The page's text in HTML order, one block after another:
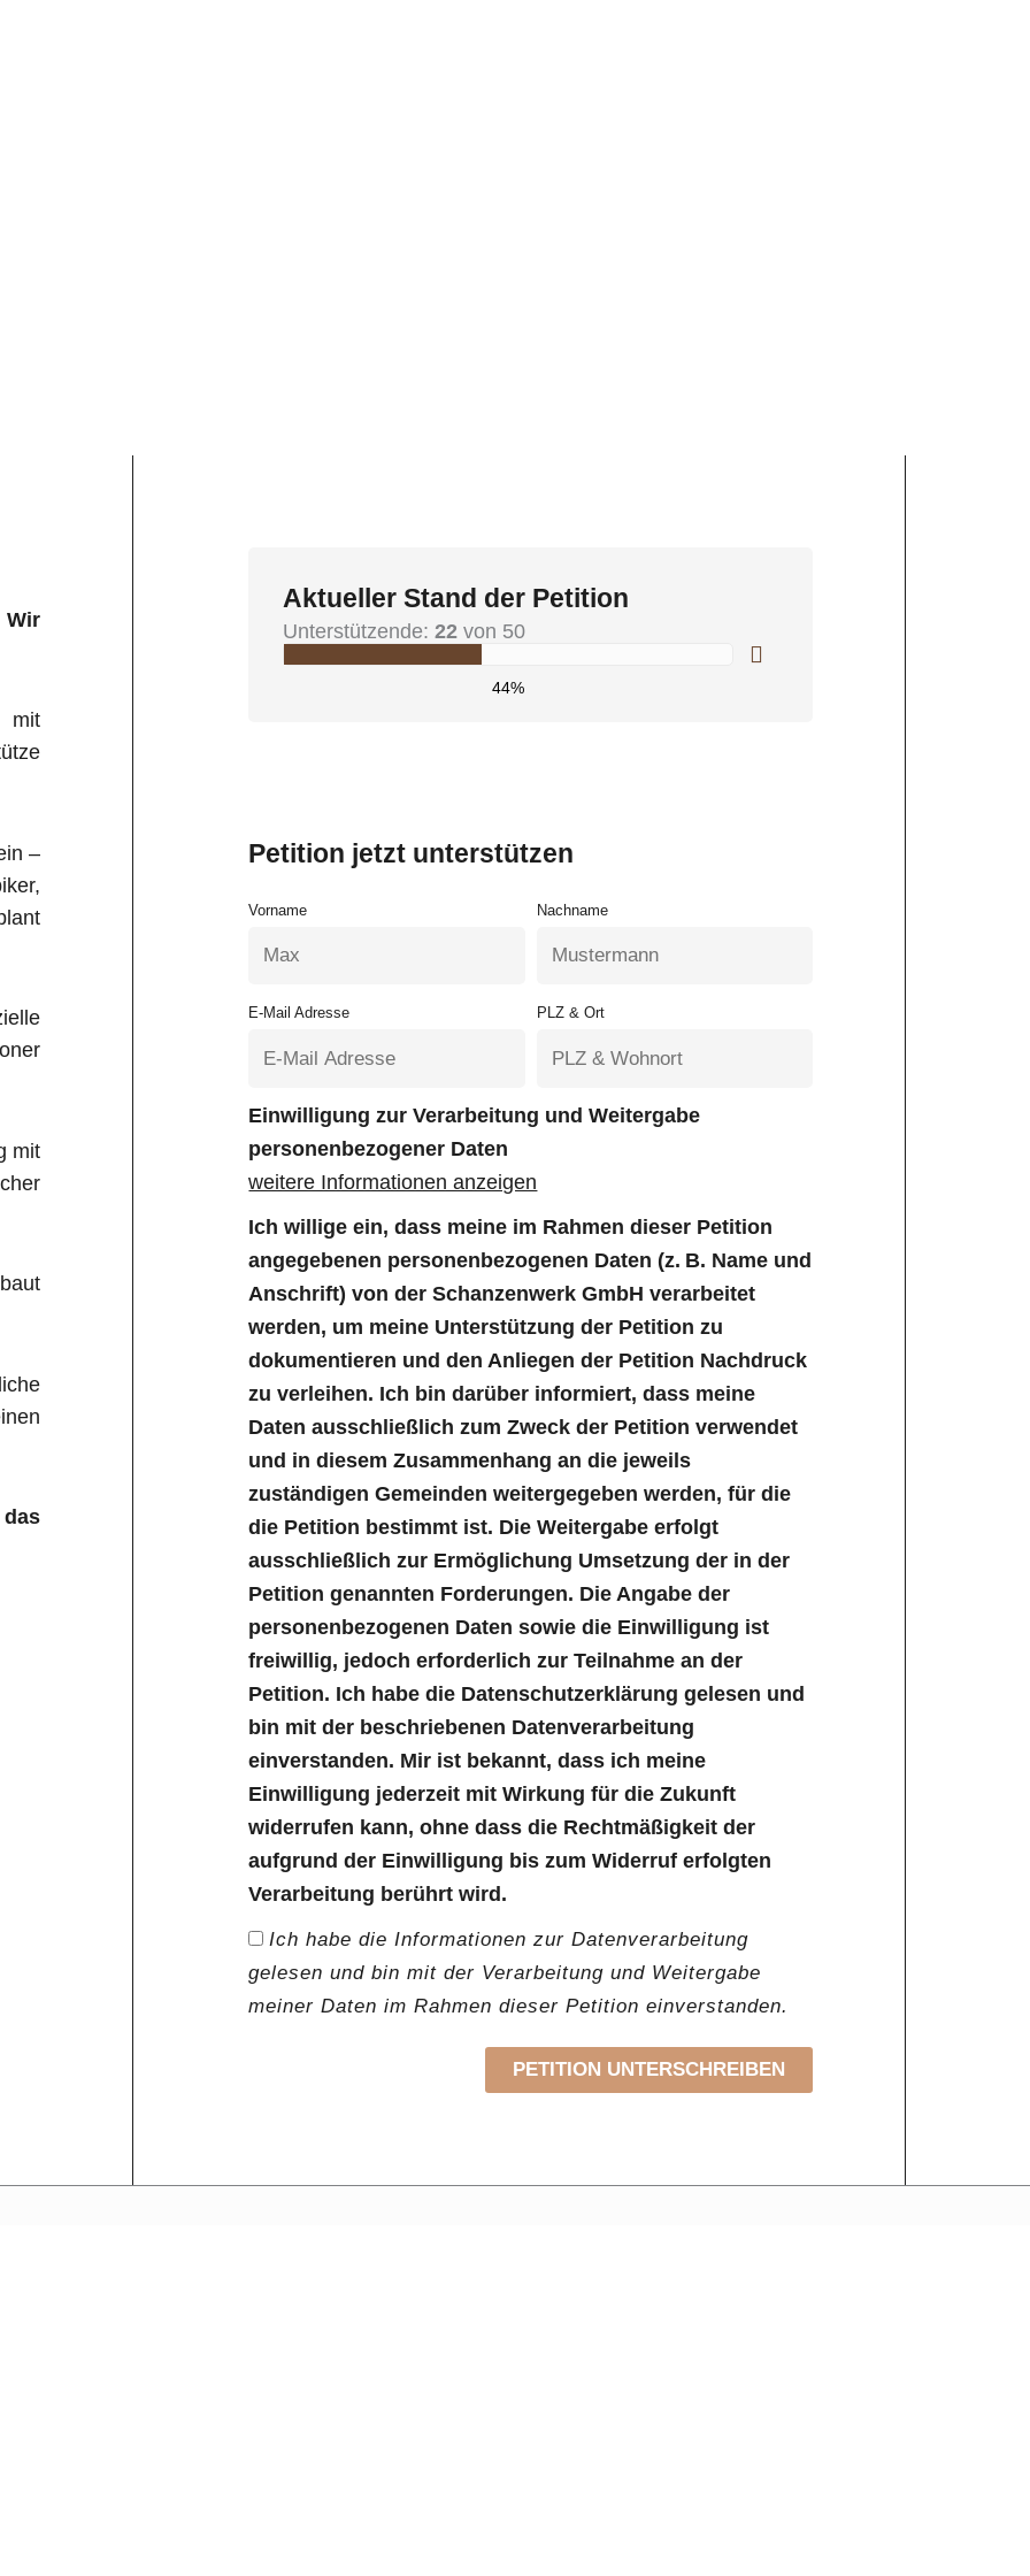
mit
–
mit
Aktueller Stand der Petition
Unterstützende:22 von 50
44%
Petition jetzt unterstützen
Vorname Nachname
E-Mail Adresse PLZ & Ort
Einwilligung zur Verarbeitung und Weitergabe
personenbezogener Daten
weitere Informationen anzeigen
Ich willige ein, dass meine im Rahmen dieser Petition
angegebenen personenbezogenen Daten (z. B. Name und
Anschrift) von der Schanzenwerk GmbH verarbeitet
werden, um meine Unterstützung der Petition zu
dokumentieren und den Anliegen der Petition Nachdruck
zu verleihen. Ich bin darüber informiert, dass meine
Daten ausschließlich zum Zweck der Petition verwendet
und in diesem Zusammenhang an die jeweils
zuständigen Gemeinden weitergegeben werden, für die
die Petition bestimmt ist. Die Weitergabe erfolgt
ausschließlich zur Ermöglichung Umsetzung der in der
Petition genannten Forderungen. Die Angabe der
personenbezogenen Daten sowie die Einwilligung ist
freiwillig, jedoch erforderlich zur Teilnahme an der
Petition. Ich habe die Datenschutzerklärung gelesen und
bin mit der beschriebenen Datenverarbeitung
einverstanden. Mir ist bekannt, dass ich meine
Einwilligung jederzeit mit Wirkung für die Zukunft
widerrufen kann, ohne dass die Rechtmäßigkeit der
aufgrund der Einwilligung bis zum Widerruf erfolgten
Verarbeitung berührt wird.
Ich habe die Informationen zur Datenverarbeitung
gelesen und bin mit der Verarbeitung und Weitergabe
meiner Daten im Rahmen dieser Petition einverstanden.
PETITION UNTERSCHREIBEN